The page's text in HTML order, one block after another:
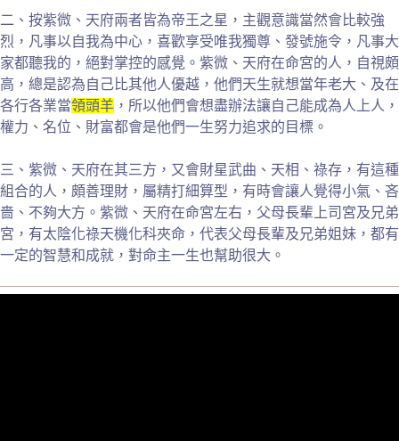
二、按紫微、天府兩者皆為帝王之星，主觀意識當然會比較強
烈，凡事以自我為中心，喜歡享受唯我獨尊、發號施令，凡事大
家都聽我的，絕對掌控的感覺。紫微、天府在命宮的人，自視頗
高，總是認為自己比其他人優越，他們天生就想當年老大、及在
各行各業當領頭羊 ，所以他們會想盡辦法讓自己能成為人上人，
權力、名位、財富都會是他們一生努力追求的目標。
三、紫微、天府在其三方，又會財星武曲、天相、祿存，有這種
組合的人，頗善理財，屬精打細算型，有時會讓人覺得小氣、吝
嗇、不夠大方。紫微、天府在命宮左右，父母長輩上司宮及兄弟
宮，有太陰化祿天機化科夾命，代表父母長輩及兄弟姐妹，都有
一定的智慧和成就，對命主一生也幫助很大。